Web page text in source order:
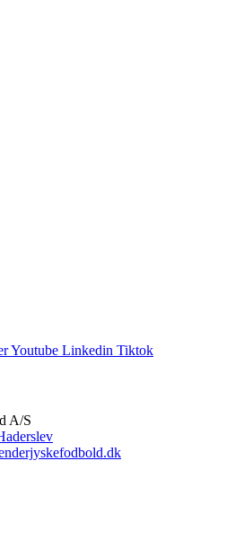
Youtube Linkedin Tiktok
A/S